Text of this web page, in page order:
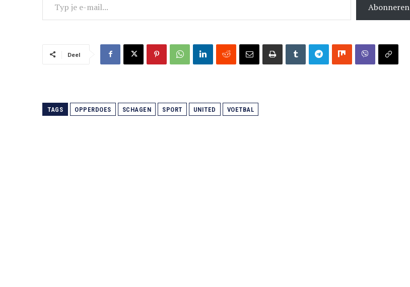
Abonneren
Deel
TAGS OPPERDOES SCHAGEN SPORT UNITED VOETBAL